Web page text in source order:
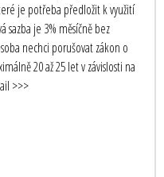
je potřeba předložit k využití
je 3% měsíčně bez
nechci porušovat zákon o
20 až 25 let v závislosti na
>>>